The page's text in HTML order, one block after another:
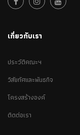
เกี่ยวกับเรา
ประวัติคณะฯ
วิสัยทัศและพันธกิจ
โครงสร้างองค์
ติดต่อเรา